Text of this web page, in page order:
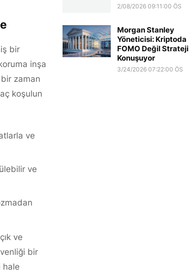
bir
inşa
bir zaman
koşulun
ve
ve
ve
bir
hale
2/08/2026 09:11:00 ÖS
Morgan Stanley
Yöneticisi: Kriptoda
FOMO Değil Strateji
Konuşuyor
3/24/2026 07:22:00 ÖS